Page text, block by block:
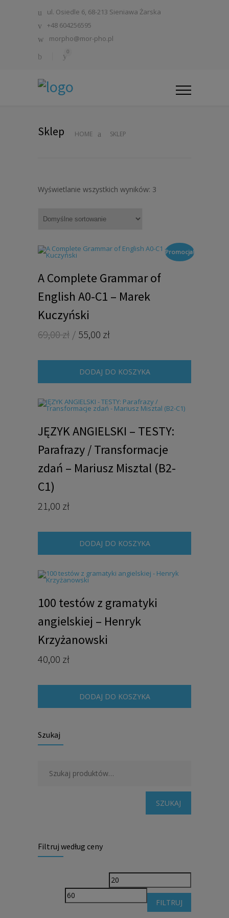
ul. Osiedle 6, 68-213 Sieniawa Żarska
+48 604256595
morpho@mor-pho.pl
0
Sklep HOME SKLEP
Wyświetlanie wszystkich wyników: 3
Promocja!
A Complete Grammar of
English A0-C1 – Marek
Kuczyński
69,00złPierwotna
cena
55,00 złAktualna
DODAJ DO KOSZYKA
JĘZYK ANGIELSKI – TESTY:
Parafrazy / Transformacje
zdań – Mariusz Misztal (B2-
C1)
21,00 zł
DODAJ DO KOSZYKA
100 testów z gramatyki
angielskiej – Henryk
Krzyżanowski
40,00 zł
DODAJ DO KOSZYKA
Szukaj
SZUKAJ
Filtruj według ceny
Cena
max
FILTRUJ